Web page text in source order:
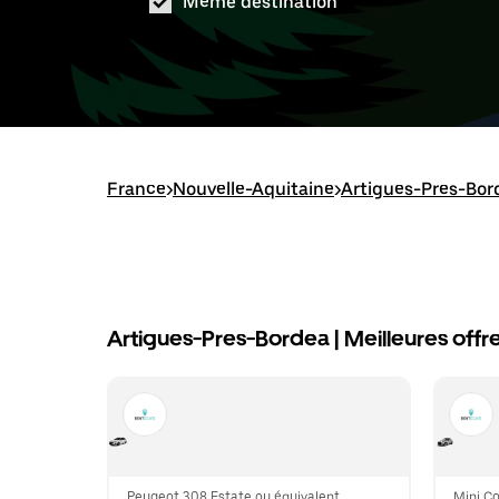
France>Nouvelle-Aquitaine>Artigues-Pres-
Artigues-Pres-Bordea | Meilleures